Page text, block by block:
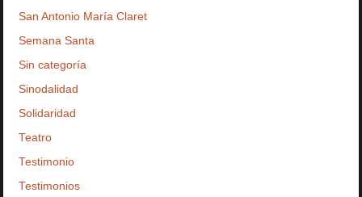
San Antonio María Claret
Semana Santa
Sin categoría
Sinodalidad
Solidaridad
Teatro
Testimonio
Testimonios